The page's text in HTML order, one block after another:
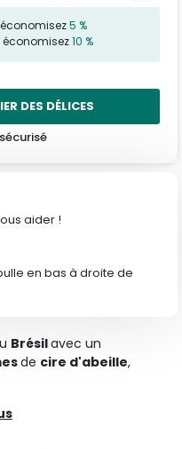
5 %
économisez10 %
DES DÉLICES
aider !
en bas à droite de
Brésilavec un
de cire d'abeille,